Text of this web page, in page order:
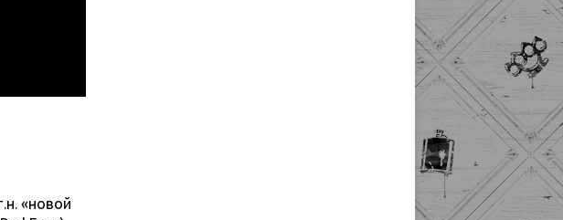
«новой